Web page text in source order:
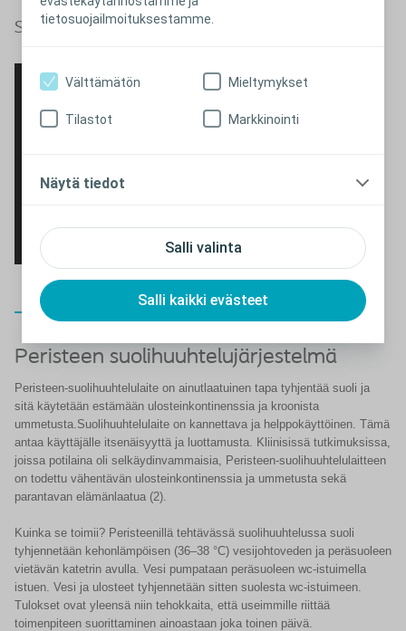
tietosuojailmoituksestamme.
Salli valinta
Salli kaikki evästeet
Välttämätön Mieltymykset
Tilastot Markkinointi
Näytä tiedot
Suolihuuhtelu ja Peristeen ®Plus
Sulje
Peristeen suolihuuhtelujärjestelmä
Peristeen-suolihuuhtelulaite on ainutlaatuinen tapa tyhjentää suoli ja
sitä käytetään estämään ulosteinkontinenssia ja kroonista
ummetusta.Suolihuuhtelulaite on kannettava ja helppokäyttöinen. Tämä
antaa käyttäjälle itsenäisyyttä ja luottamusta. Kliinisissä tutkimuksissa,
joissa potilaina oli selkäydinvammaisia, Peristeen-suolihuuhtelulaitteen
on todettu vähentävän ulosteinkontinenssia ja ummetusta sekä
parantavan elämänlaatua (2).
Kuinka se toimii? Peristeenillä tehtävässä suolihuuhtelussa suoli
tyhjennetään kehonlämpöisen (36–38 °C) vesijohtoveden ja peräsuoleen
vietävän katetrin avulla. Vesi pumpataan peräsuoleen wc-istuimella
istuen. Vesi ja ulosteet tyhjennetään sitten suolesta wc-istuimeen.
Tulokset ovat yleensä niin tehokkaita, että useimmille riittää
toimenpiteen suorittaminen ainoastaan joka toinen päivä.